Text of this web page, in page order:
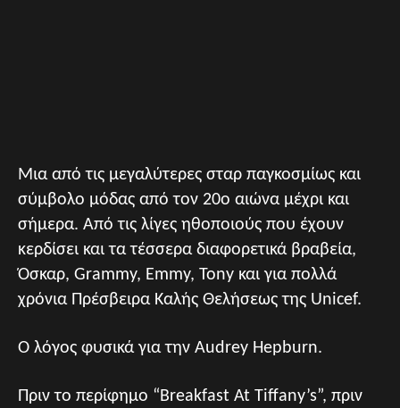
Μια από τις μεγαλύτερες σταρ παγκοσμίως και
σύμβολο μόδας από τον 20ο αιώνα μέχρι και
σήμερα. Από τις λίγες ηθοποιούς που έχουν
κερδίσει και τα τέσσερα διαφορετικά βραβεία,
Όσκαρ, Grammy, Emmy, Tony και για πολλά
χρόνια Πρέσβειρα Καλής Θελήσεως της Unicef.
Ο λόγος φυσικά για την Audrey Hepburn.
Πριν το περίφημο “Breakfast At Tiffany’s”, πριν